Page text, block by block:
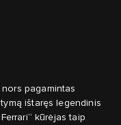
pagamintas
ištaręs legendinis
kūrėjas taip